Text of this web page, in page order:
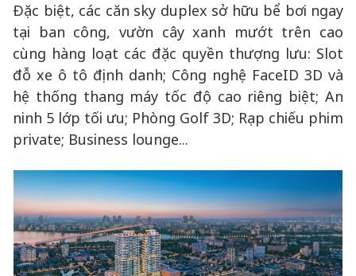
Đặc biệt, các căn sky duplex sở hữu bể bơi ngay
tại ban công, vườn cây xanh mướt trên cao
cùng hàng loạt các đặc quyền thượng lưu: Slot
đỗ xe ô tô định danh; Công nghệ FaceID 3D và
hệ thống thang máy tốc độ cao riêng biệt; An
ninh 5 lớp tối ưu; Phòng Golf 3D; Rạp chiếu phim
private; Business lounge...